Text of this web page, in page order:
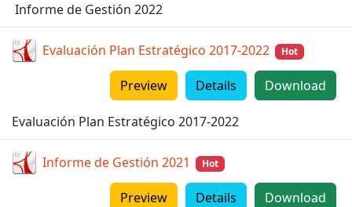
Informe de Gestión 2022
Evaluación Plan Estratégico 2017-2022 Hot
Download
Details
Preview
Evaluación Plan Estratégico 2017-2022
Informe de Gestión 2021 Hot
Download
Details
Preview